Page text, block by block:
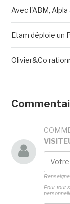
Avec l'ABM,
Etam déploie un
Olivier&Co
Pour tout